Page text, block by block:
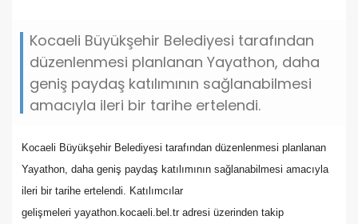
Kocaeli Büyükşehir Belediyesi tarafından
düzenlenmesi planlanan Yayathon, daha
geniş paydaş katılımının sağlanabilmesi
amacıyla ileri bir tarihe ertelendi.
Kocaeli Büyükşehir Belediyesi tarafından düzenlenmesi planlanan
Yayathon, daha geniş paydaş katılımının sağlanabilmesi amacıyla
ileri bir tarihe ertelendi. Katılımcılar
gelişmeleri yayathon.kocaeli.bel.tr adresi üzerinden takip